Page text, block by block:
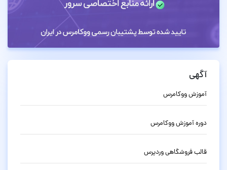
آگهی
آموزش ووکامرس
دوره آموزش ووکامرس
قالب فروشگاهی وردپرس